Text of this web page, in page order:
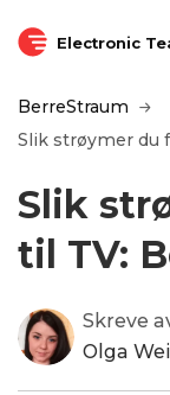
Electronic
BerreStraum
Slik strøymer du
Slik
til TV:
Skreve
Olga